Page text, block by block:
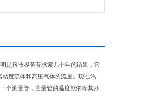
是科技界苦苦求索几十年的结果，它
度流体和高压气体的流量。现在汽
个测量管，测量管的温度就依靠其外